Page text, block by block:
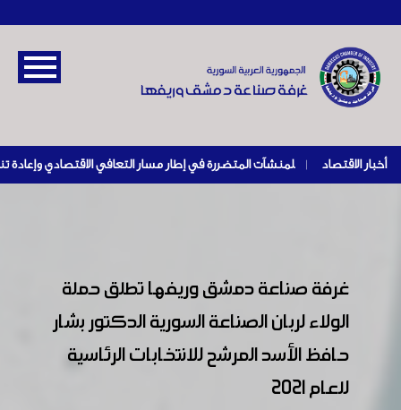
أخبار الاقتصاد |
غرفة صناعة دمشق وريفها تطلق حملة
الولاء لربان الصناعة السورية الدكتور بشار
حافظ الأسد المرشح للانتخابات الرئاسية
للعام 2021